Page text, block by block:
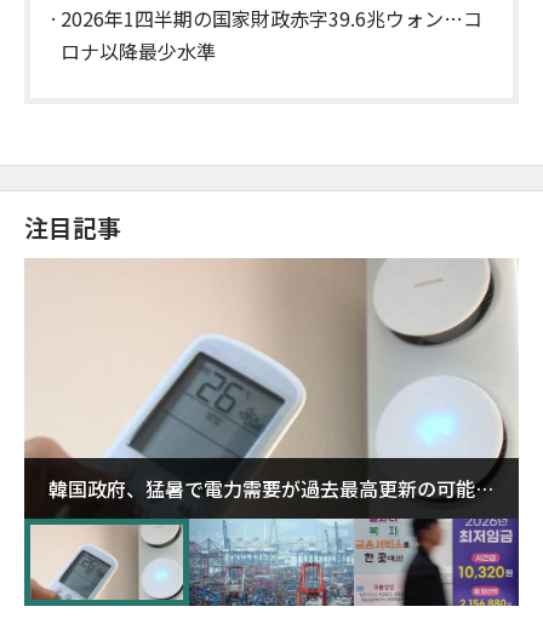
2026年1四半期の国家財政赤字39.6兆ウォン…コ
ロナ以降最少水準
注目記事
韓国政府、猛暑で電力需要が過去最高更新の可能性
に需給対応体制を点検